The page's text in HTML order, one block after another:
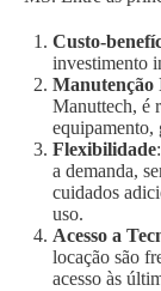
Custo-
investimento
Manutenção
Manuttech, é
equipamento,
Flexibilidade
a demanda,
cuidados
uso.
Acesso a
locação são
acesso às